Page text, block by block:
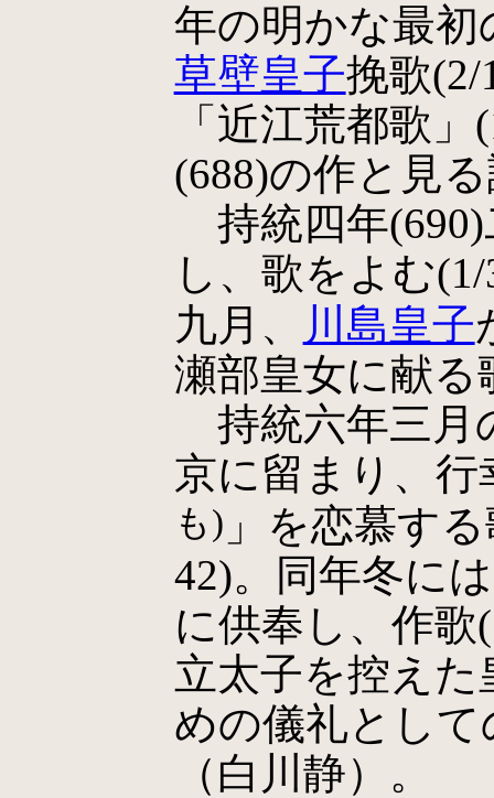
年の明かな最初
草壁皇子挽歌(2/
「近江荒都歌
(688)の作と見
持統四年(690)
し、歌をよむ(1/
九月、
川島皇子
瀬部皇女に献る
持統六年三月
京に留まり、
も) 」を恋慕す
42)。同年冬に
に供奉し、作歌
立太子を控え
めの儀礼とし
（白川静）。